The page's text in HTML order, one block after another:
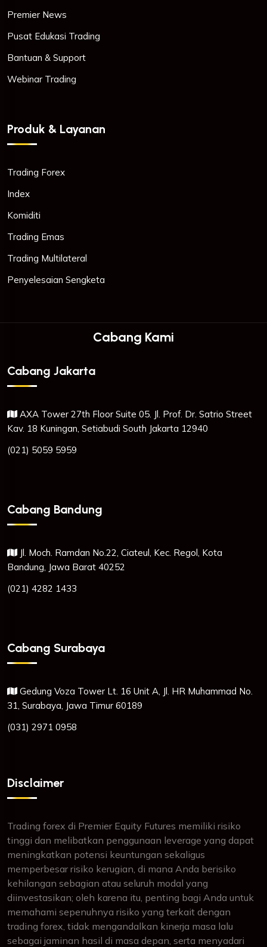
Premier News
Pusat Edukasi Trading
Bantuan & Support
Webinar Trading
Produk & Layanan
Trading Forex
Index
Komiditi
Trading Emas
Trading Multilateral
Penyelesaian Sengketa
Cabang Kami
Cabang Jakarta
AXA Tower 27th Floor Suite 05. Jl. Prof. Dr. Satrio Street
Kav. 18 Kuningan, Setiabudi South Jakarta 12940
(021) 5059 5959
Cabang Bandung
Jl. Moch. Ramdan No.22, Ciateul, Kec. Regol, Kota
Bandung, Jawa Barat 40252
(021) 4282 1433
Cabang Surabaya
Gedung Voza Tower Lt. 16 Unit A, Jl. HR Muhammad No.
31, Surabaya, Jawa Timur 60189
(031) 2971 0958
Disclaimer
Trading forex di Premier Equity Futures memiliki risiko
tinggi dan melibatkan penggunaan leverage yang dapat
meningkatkan potensi keuntungan sekaligus
memperbesar risiko kerugian, di mana Anda berisiko
kehilangan sebagian atau seluruh modal yang
diinvestasikan; oleh karena itu, penting bagi Anda untuk
memahami sepenuhnya risiko yang terkait dengan
trading forex, tidak mengandalkan kinerja masa lalu
sebagai jaminan hasil di masa depan, serta menyadari